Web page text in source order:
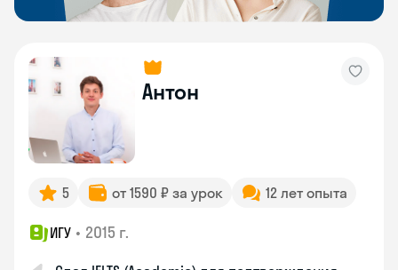
Антон
5 от 1590 ₽ за урок 12 лет опыта
ИГУ • 2015 г.